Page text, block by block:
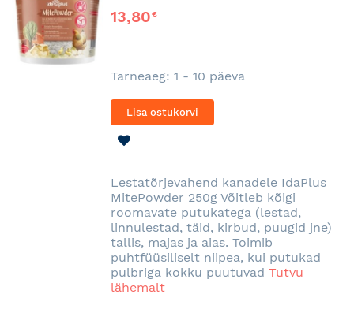
13,80€
Tarneaeg: 1 - 10 päeva
Lisa ostukorvi
Lestatõrjevahend kanadele IdaPlus
MitePowder 250g Võitleb kõigi
roomavate putukatega (lestad,
linnulestad, täid, kirbud, puugid jne)
tallis, majas ja aias. Toimib
puhtfüüsiliselt niipea, kui putukad
pulbriga kokku puutuvad Tutvu
lähemalt